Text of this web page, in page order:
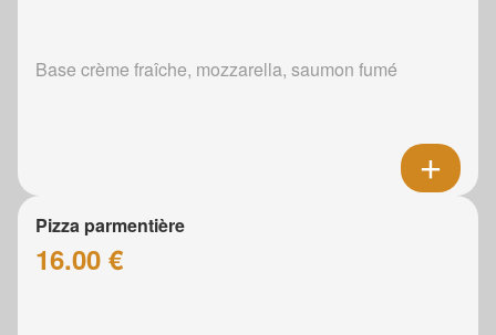
Base crème fraîche, mozzarella, saumon fumé
Pizza parmentière
16.00 €